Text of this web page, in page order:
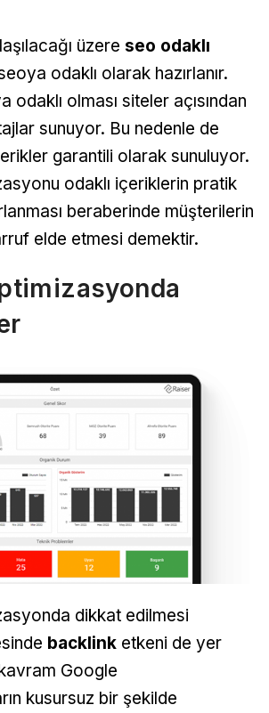
üzere seo odaklı
odaklı olarak hazırlanır.
odaklı olması siteler açısından
sunuyor. Bu nedenle de
garantili olarak sunuluyor.
odaklı içeriklerin pratik
beraberinde müşterilerin
elde etmesi demektir.
dikkat edilmesi
backlink etkeni de yer
Google
kusursuz bir şekilde